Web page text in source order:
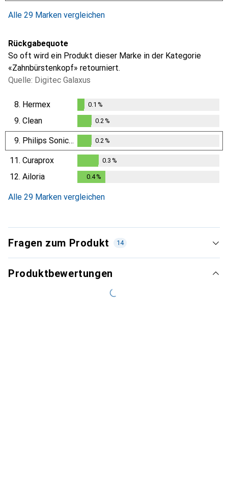
Alle 29 Marken vergleichen
Rückgabequote
So oft wird ein Produkt dieser Marke in der Kategorie
«Zahnbürstenkopf» retourniert.
Quelle: Digitec Galaxus
8. Hermex
%
0.1 %
9. Clean
0.2%
0.2 %
9. Philips Sonicare
0.2%
0.2 %
11. Curaprox
0.3%
0.3 %
12. Ailoria 0.4%
Alle 29 Marken vergleichen
Fragen zum Produkt 14
Produktbewertungen